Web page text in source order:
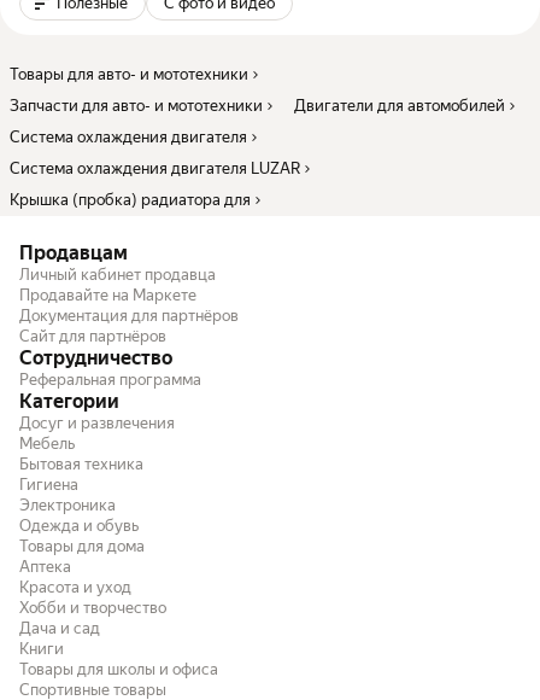
Товары для авто- и мототехники
Запчасти для авто- и мототехники
Двигатели для автомобилей
Система охлаждения двигателя
Система охлаждения двигателя LUZAR
Крышка (пробка) радиатора для
Продавцам
Личный кабинет продавца
Продавайте на Маркете
Документация для партнёров
Сайт для партнёров
Сотрудничество
Реферальная программа
Категории
Досуг и развлечения
Мебель
Бытовая техника
Гигиена
Электроника
Одежда и обувь
Товары для дома
Аптека
Красота и уход
Хобби и творчество
Дача и сад
Книги
Товары для школы и офиса
Спортивные товары